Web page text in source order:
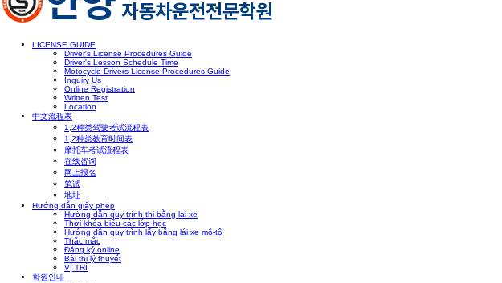
LICENSE GUIDE
Driver's License Procedures Guide
Driver's Lesson Schedule Time
Motocycle Drivers License Procedures Guide
Inquiry Us
Online Registration
Written Test
Location
中文流程表
1,2种类驾驶考试流程表
1,2种类教育时间表
摩托车考试流程表
在线咨询
网上报名
笔试
地址
Hướng dẫn giấy phép
Hướng dẫn quy trình thi bằng lái xe
Thời khóa biểu các lớp học
Hướng dẫn quy trình lấy bằng lái xe mô-tô
Thắc mắc
Đăng ký online
Bài thi lý thuyết
VỊ TRÍ
학원안내